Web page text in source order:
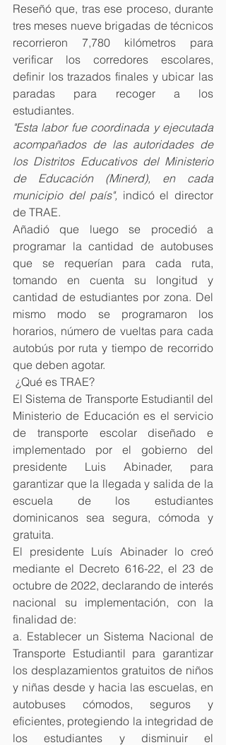
Reseñó que, tras ese proceso, durante
tres meses nueve brigadas de técnicos
recorrieron 7,780 kilómetros para
verificar los corredores escolares,
definir los trazados finales y ubicar las
paradas para recoger a los
estudiantes.
"Esta labor fue coordinada y ejecutada
acompañados de las autoridades de
los Distritos Educativos del Ministerio
de Educación (Minerd), en cada
municipio del país", indicó el director
de TRAE.
Añadió que luego se procedió a
programar la cantidad de autobuses
que se requerían para cada ruta,
tomando en cuenta su longitud y
cantidad de estudiantes por zona. Del
mismo modo se programaron los
horarios, número de vueltas para cada
autobús por ruta y tiempo de recorrido
que deben agotar.
¿Qué es TRAE?
El Sistema de Transporte Estudiantil del
Ministerio de Educación es el servicio
de transporte escolar diseñado e
implementado por el gobierno del
presidente Luis Abinader, para
garantizar que la llegada y salida de la
escuela de los estudiantes
dominicanos sea segura, cómoda y
gratuita.
El presidente Luís Abinader lo creó
mediante el Decreto 616-22, el 23 de
octubre de 2022, declarando de interés
nacional su implementación, con la
finalidad de:
a. Establecer un Sistema Nacional de
Transporte Estudiantil para garantizar
los desplazamientos gratuitos de niños
y niñas desde y hacia las escuelas, en
autobuses cómodos, seguros y
eficientes, protegiendo la integridad de
los estudiantes y disminuir el